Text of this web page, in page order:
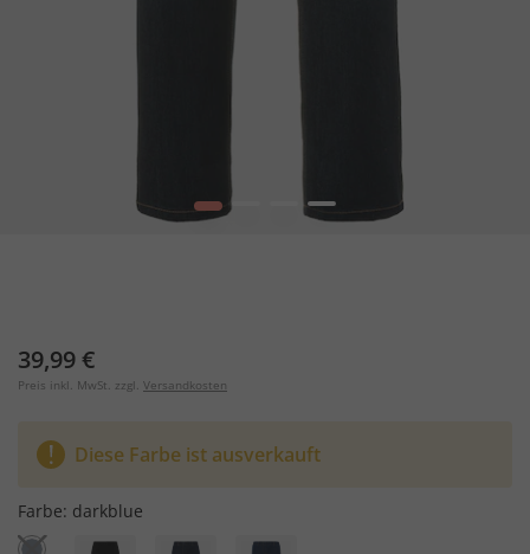
1 4
39,99 €
Preis inkl. MwSt. zzgl. Versandkosten
Diese Farbe ist ausverkauft
Farbe: darkblue